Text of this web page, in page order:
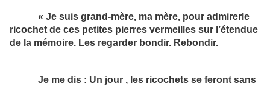
« Je suis grand-mère, ma mère, pour admirerle
ricochet de ces petites pierres vermeilles sur l’étendue
de la mémoire. Les regarder bondir. Rebondir.
Je me dis : Un jour , les ricochets se feront sans